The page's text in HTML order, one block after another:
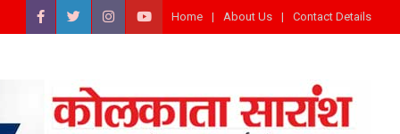
Home About Us Contact Details